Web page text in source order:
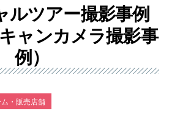
ルツアー撮影事例
ャンカメラ撮影事
例）
・販売店舗